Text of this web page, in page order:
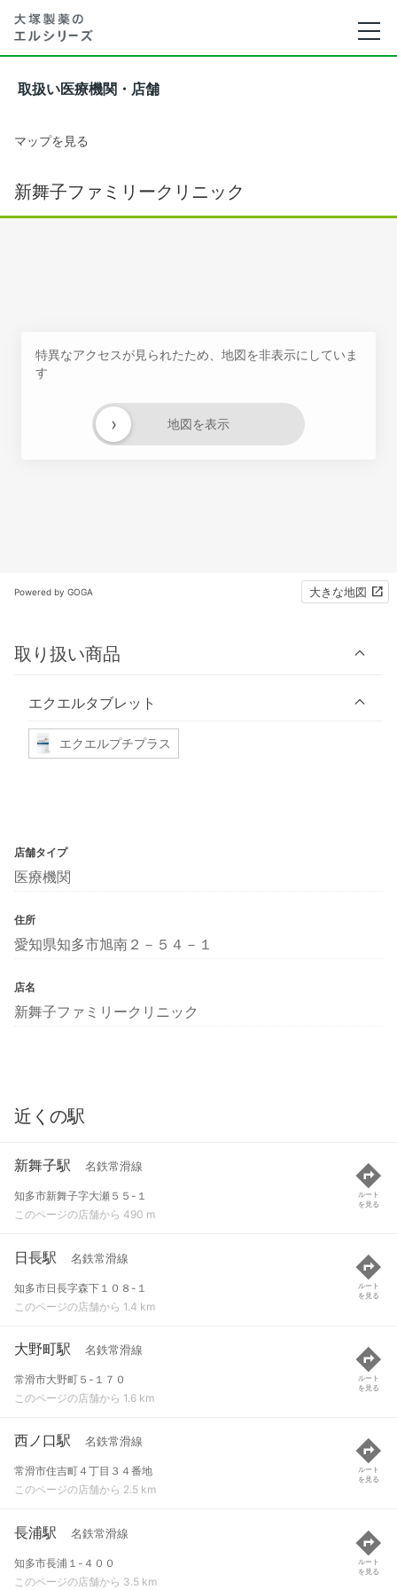
取扱い医療機関・店舗
マップを見る
新舞子ファミリークリニック
特異なアクセスが見られたため、地図を非表示にしていま
す
地図を表示
›
Powered by GOGA 大きな地図
取り扱い商品
エクエルタブレット
エクエルプチプラス
店舗タイプ
医療機関
住所
愛知県知多市旭南２－５４－１
店名
新舞子ファミリークリニック
近くの駅
新舞子駅 名鉄常滑線
知多市新舞子字大瀬５５-１
このページの店舗から 490 m
ルート
を見る
日長駅 名鉄常滑線
知多市日長字森下１０８-１
このページの店舗から 1.4 km
ルート
を見る
大野町駅 名鉄常滑線
常滑市大野町５-１７０
このページの店舗から 1.6 km
ルート
を見る
西ノ口駅 名鉄常滑線
常滑市住吉町４丁目３４番地
このページの店舗から 2.5 km
ルート
を見る
長浦駅 名鉄常滑線
知多市長浦１-４００
このページの店舗から 3.5 km
ルート
を見る